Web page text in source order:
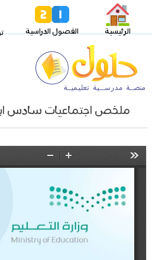
الرئيسية الفصول الدراسية
ملخص اجتماعيات سادس